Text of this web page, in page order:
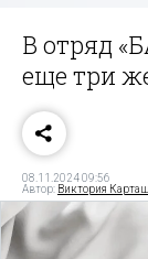
В отряд
еще три
08.11.2024 09:56
Автор: Виктория